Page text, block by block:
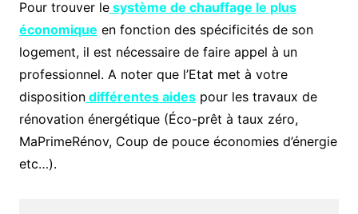
Pour trouver lesystème de chauffage le plus
économique en fonction des spécificités de son
logement, il est nécessaire de faire appel à un
professionnel. A noter que l’Etat met à votre
dispositiondifférentes aidespour les travaux de
rénovation énergétique (Éco-prêt à taux zéro,
MaPrimeRénov, Coup de pouce économies d’énergie
etc…).